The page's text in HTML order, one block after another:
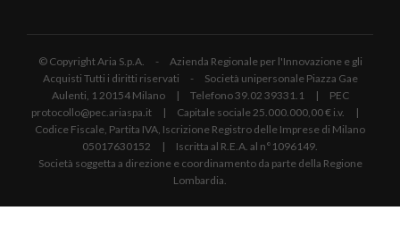
© Copyright Aria S.p.A. - Azienda Regionale per l'Innovazione e gli
Acquisti Tutti i diritti riservati - Società unipersonale Piazza Gae
Aulenti, 1 20154 Milano | Telefono 39.02 39331.1 | PEC
protocollo@pec.ariaspa.it | Capitale sociale 25.000.000,00 € i.v. |
Codice Fiscale, Partita IVA, Iscrizione Registro delle Imprese di Milano
05017630152 | Iscritta al R.E.A. al n°1096149.
Società soggetta a direzione e coordinamento da parte della Regione
Lombardia.